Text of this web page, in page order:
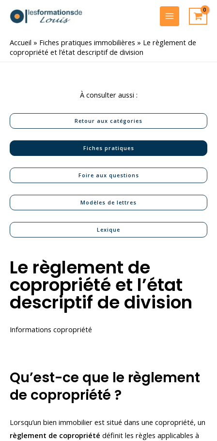
MAIN
MENU
Accueil » Fiches pratiques immobilières » Le règlement de
copropriété et l’état descriptif de division
À consulter aussi :
Retour aux catégories
Fiches pratiques
Foire aux questions
Modèles de lettres
Lexique
Le règlement de
copropriété et l’état
descriptif de division
Informations copropriété
Qu’est-ce que le règlement
de copropriété ?
Lorsqu’un bien immobilier est situé dans une copropriété, un
règlement de copropriété définit les règles applicables à